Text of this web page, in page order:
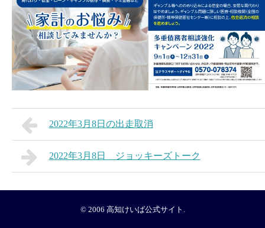
2022年3月8日の出走取消
2022年3月8日 ジョッキーズトーク
© 2006 高知けいば公式サイト .